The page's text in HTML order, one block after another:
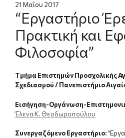
21 Μαΐου 2017
“Εργαστήριο
Πρακτική και
Φιλοσοφία”
Tμήμα Επιστημών Προσχολικής
Σχεδιασμού / Πανεπιστήμιο
Εισήγηση-Οργάνωση-
Έλενα Κ. Θεοδωροπούλου
Συνεργαζόμενο Εργαστήριο: